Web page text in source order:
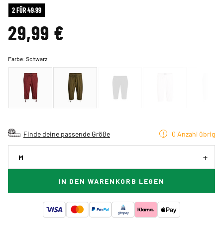
2 FÜR 49.99
29,99 €
Farbe:Schwarz
Finde deine passende Größe 0 Anzahl übrig
M
IN DEN WARENKORB LEGEN